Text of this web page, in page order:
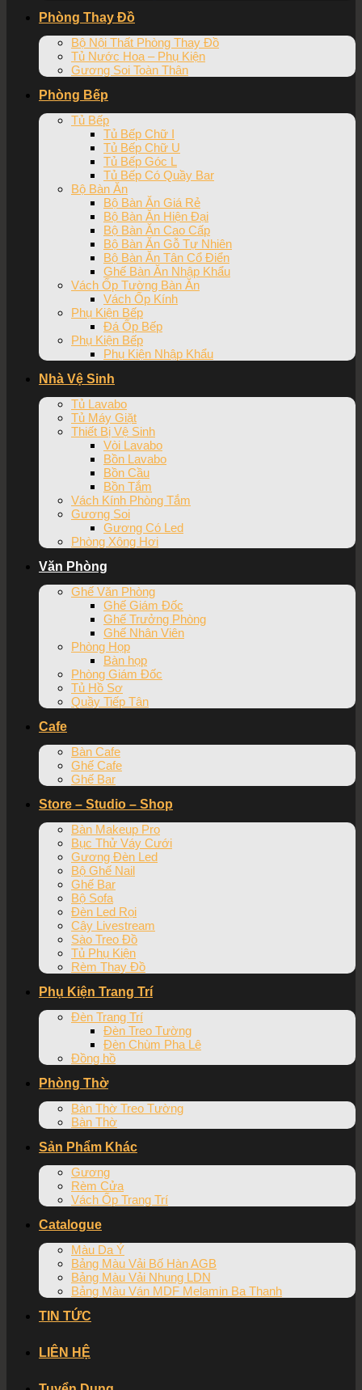
Phòng Thay Đồ
Bộ Nội Thất Phòng Thay Đồ
Tủ Nước Hoa – Phụ Kiện
Gương Soi Toàn Thân
Phòng Bếp
Tủ Bếp
Tủ Bếp Chữ I
Tủ Bếp Chữ U
Tủ Bếp Góc L
Tủ Bếp Có Quầy Bar
Bộ Bàn Ăn
Bộ Bàn Ăn Giá Rẻ
Bộ Bàn Ăn Hiện Đại
Bộ Bàn Ăn Cao Cấp
Bộ Bàn Ăn Gỗ Tự Nhiên
Bộ Bàn Ăn Tân Cổ Điển
Ghế Bàn Ăn Nhập Khẩu
Vách Ốp Tường Bàn Ăn
Vách Ốp Kính
Phụ Kiện Bếp
Đá Ốp Bếp
Phụ Kiện Bếp
Phụ Kiện Nhập Khẩu
Nhà Vệ Sinh
Tủ Lavabo
Tủ Máy Giặt
Thiết Bị Vệ Sinh
Vòi Lavabo
Bồn Lavabo
Bồn Cầu
Bồn Tắm
Vách Kính Phòng Tắm
Gương Soi
Gương Có Led
Phòng Xông Hơi
Văn Phòng
Ghế Văn Phòng
Ghế Giám Đốc
Ghế Trưởng Phòng
Ghế Nhân Viên
Phòng Họp
Bàn họp
Phòng Giám Đốc
Tủ Hồ Sơ
Quầy Tiếp Tân
Cafe
Bàn Cafe
Ghế Cafe
Ghế Bar
Store – Studio – Shop
Bàn Makeup Pro
Bục Thử Váy Cưới
Gương Đèn Led
Bộ Ghế Nail
Ghế Bar
Bộ Sofa
Đèn Led Rọi
Cây Livestream
Sào Treo Đồ
Tủ Phụ Kiện
Rèm Thay Đồ
Phụ Kiện Trang Trí
Đèn Trang Trí
Đèn Treo Tường
Đèn Chùm Pha Lê
Đồng hồ
Phòng Thờ
Bàn Thờ Treo Tường
Bàn Thờ
Sản Phẩm Khác
Gương
Rèm Cửa
Vách Ốp Trang Trí
Catalogue
Màu Da Ý
Bảng Màu Vải Bố Hàn AGB
Bảng Màu Vải Nhung LDN
Bảng Màu Ván MDF Melamin Ba Thanh
TIN TỨC
LIÊN HỆ